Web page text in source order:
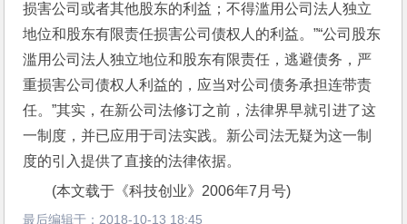
损害公司或者其他股东的利益；不得滥用公司法人独立
地位和股东有限责任损害公司债权人的利益。”“公司股东
滥用公司法人独立地位和股东有限责任，逃避债务，严
重损害公司债权人利益的，应当对公司债务承担连带责
任。”其实，在新公司法修订之前，法律界早就引进了这
一制度，并已应用于司法实践。新公司法无疑为这一制
度的引入提供了直接的法律依据。
(本文载于《科技创业》2006年7月号)
最后编辑于： 2018-10-13 18:45